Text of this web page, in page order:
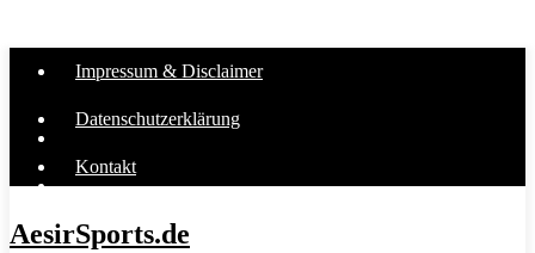
Impressum & Disclaimer
Datenschutzerklärung
Kontakt
AesirSports.de